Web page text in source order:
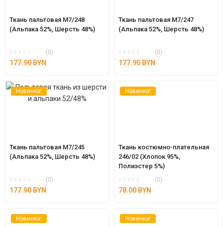
Ткань пальтовая М7/248
(Альпака 52%, Шерсть 48%)
(0)
177.90 BYN
Ткань пальтовая М7/247
(Альпака 52%, Шерсть 48%)
(0)
177.90 BYN
Новинка!
Ткань пальтовая М7/245
(Альпака 52%, Шерсть 48%)
(0)
177.90 BYN
Новинка!
Ткань костюмно-плательная
246/02 (Хлопок 95%,
Полиэстер 5%)
(0)
78.00 BYN
Новинка! Новинка!